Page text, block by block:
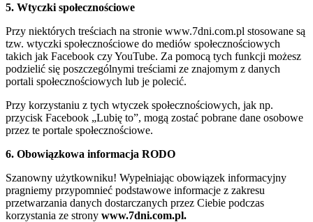
5. Wtyczki społecznościowe
Przy niektórych treściach na stronie www.7dni.com.pl stosowane są
tzw. wtyczki społecznościowe do mediów społecznościowych
takich jak Facebook czy YouTube. Za pomocą tych funkcji możesz
podzielić się poszczególnymi treściami ze znajomym z danych
portali społecznościowych lub je polecić.
Przy korzystaniu z tych wtyczek społecznościowych, jak np.
przycisk Facebook „Lubię to”, mogą zostać pobrane dane osobowe
przez te portale społecznościowe.
6. Obowiązkowa informacja RODO
Szanowny użytkowniku! Wypełniając obowiązek informacyjny
pragniemy przypomnieć podstawowe informacje z zakresu
przetwarzania danych dostarczanych przez Ciebie podczas
korzystania ze strony www.7dni.com.pl.